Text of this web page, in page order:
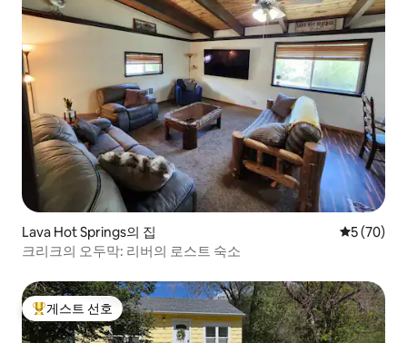
Lava Hot Springs의 집 평점 5점(5
5 (70)
크리크의 오두막: 리버의 로스트 숙소
상위 게스트 선호
게스트 선호